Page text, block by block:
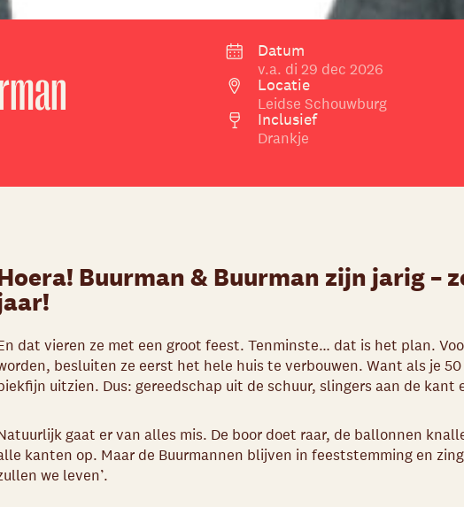
Datum
v.a. di 29 dec 2026
Locatie
Leidse Schouwburg
Inclusief
Drankje
Buurman & Buurman zijn jarig –
dat vieren ze met een groot feest. Tenminste… dat is het plan.
besluiten ze eerst het hele huis te verbouwen. Want als je
uitzien. Dus: gereedschap uit de schuur, slingers aan de kant
gaat er van alles mis. De boor doet raar, de ballonnen
kanten op. Maar de Buurmannen blijven in feeststemming en
we leven’.